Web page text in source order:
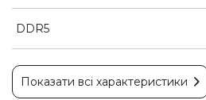
DDR5
Показати всі характеристики